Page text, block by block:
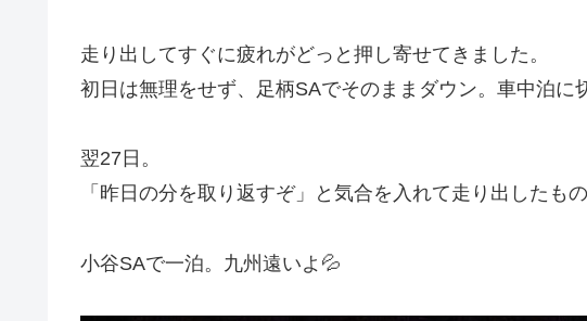
走り出してすぐに疲れがどっと押し寄せてきました。
初日は無理をせず、足柄SAでそのままダウン。車中泊に
翌27日。
「昨日の分を取り返すぞ」と気合を入れて走り出したも
小谷SAで一泊。九州遠いよ💦